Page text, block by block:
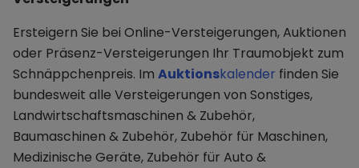
Ersteigern Sie bei Online-Versteigerungen, Auktionen
oder Präsenz-Versteigerungen Ihr Traumobjekt zum
Schnäppchenpreis. Im Auktionskalender finden Sie
bundesweit alle Versteigerungen von Sonstiges,
Landwirtschaftsmaschinen & Zubehör,
Baumaschinen & Zubehör, Zubehör für Maschinen,
Medizinische Geräte, Zubehör für Auto &